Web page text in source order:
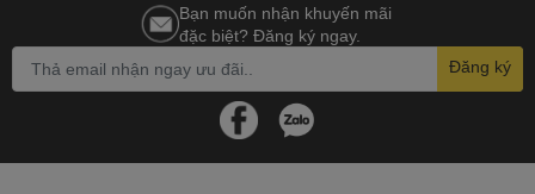
Bạn muốn nhận khuyến mãi
đặc biệt? Đăng ký ngay.
Đăng ký